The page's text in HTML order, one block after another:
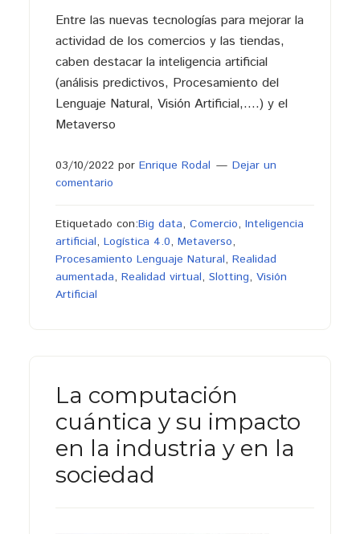
Entre las nuevas tecnologías para mejorar la
actividad de los comercios y las tiendas,
caben destacar la inteligencia artificial
(análisis predictivos, Procesamiento del
Lenguaje Natural, Visión Artificial,….) y el
Metaverso
03/10/2022 por Enrique Rodal
Dejar un
comentario
Etiquetado con:Big data, Comercio, Inteligencia
artificial, Logística 4.0, Metaverso,
Procesamiento Lenguaje Natural, Realidad
aumentada, Realidad virtual, Slotting, Visión
Artificial
La computación
cuántica y su impacto
en la industria y en la
sociedad